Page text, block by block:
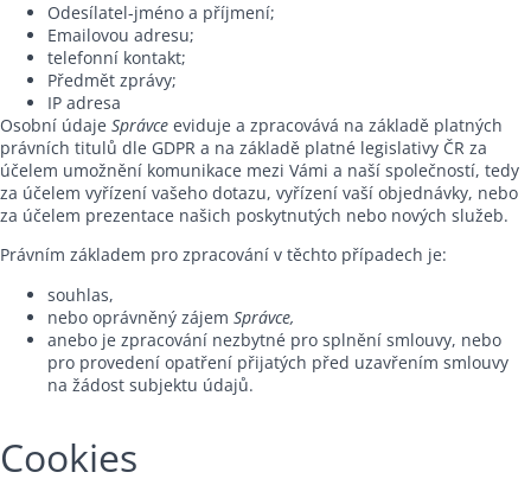
Odesílatel-jméno a příjmení;
Emailovou adresu;
telefonní kontakt;
Předmět zprávy;
IP adresa
Osobní údaje Správce eviduje a zpracovává na základě platných
právních titulů dle GDPR a na základě platné legislativy ČR za
účelem umožnění komunikace mezi Vámi a naší společností, tedy
za účelem vyřízení vašeho dotazu, vyřízení vaší objednávky, nebo
za účelem prezentace našich poskytnutých nebo nových služeb.
Právním základem pro zpracování v těchto případech je:
souhlas,
nebo oprávněný zájem Správce,
anebo je zpracování nezbytné pro splnění smlouvy, nebo
pro provedení opatření přijatých před uzavřením smlouvy
na žádost subjektu údajů.
Cookies